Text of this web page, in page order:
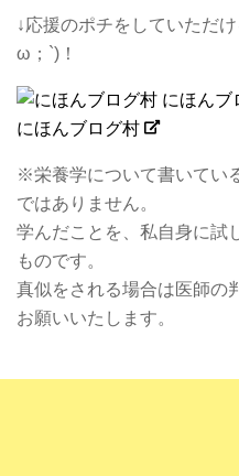
↓応援のポチをしていただ
ω；`)！
にほんブログ村
※栄養学について書いてい
ではありません。
学んだことを、私自身に試
ものです。
真似をされる場合は医師の
お願いいたします。